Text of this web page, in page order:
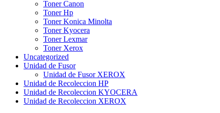
Toner Canon
Toner Hp
Toner Konica Minolta
Toner Kyocera
Toner Lexmar
Toner Xerox
Uncategorized
Unidad de Fusor
Unidad de Fusor XEROX
Unidad de Recoleccion HP
Unidad de Recoleccion KYOCERA
Unidad de Recoleccion XEROX